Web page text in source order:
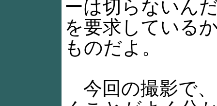
ーは切らないん
を要求している
ものだよ。
今回の撮影で